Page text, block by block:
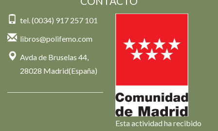
tel. (0034) 917 257 101
libros@polifemo.com
Avda de Bruselas 44,
28028 Madrid(España)
Esta actividad ha recibido